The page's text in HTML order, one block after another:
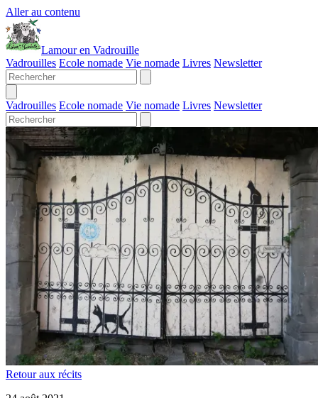
Aller au contenu
Lamour en Vadrouille
Vadrouilles Ecole nomade Vie nomade Livres Newsletter
Vadrouilles Ecole nomade Vie nomade Livres Newsletter
Retour aux récits